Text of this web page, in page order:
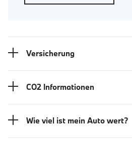
Versicherung
CO2 Informationen
Wie viel ist mein Auto wert?